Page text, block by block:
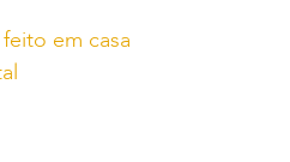
em casa